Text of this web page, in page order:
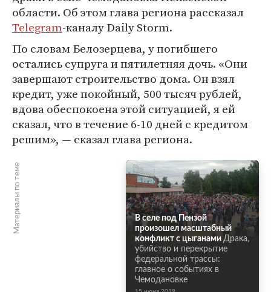
области. Об этом глава региона рассказал
Telegram-каналу Daily Storm.
По словам Белозерцева, у погибшего
остались супруга и пятилетняя дочь. «Они
завершают строительство дома. Он взял
кредит, уже покойный, 500 тысяч рублей,
вдова обеспокоена этой ситуацией, я ей
сказал, что в течение 6-10 дней с кредитом
решим», — сказал глава региона.
Материалы по теме
В селе под Пензой
произошел масштабный
конфликт с цыганами Драка,
убийство и перекрытие
федеральной трассы:
главное о событиях в
Чемодановке